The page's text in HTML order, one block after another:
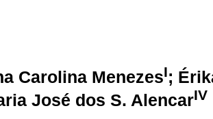
Carolina MenezesI;
José dos S. AlencarIV